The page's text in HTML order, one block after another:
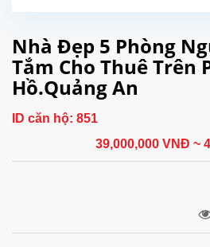
Nhà Đẹp 5 Phòng
Tắm Cho Thuê Trên
Hồ.Quảng An
ID căn hộ: 851
39,000,000 VNĐ ~